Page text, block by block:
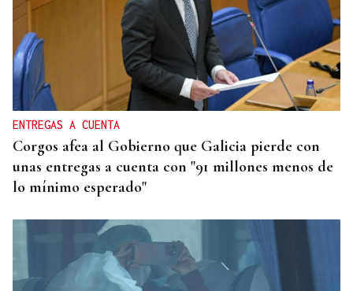
ENTREGAS A CUENTA
Corgos afea al Gobierno que Galicia pierde con
unas entregas a cuenta con "91 millones menos de
lo mínimo esperado"